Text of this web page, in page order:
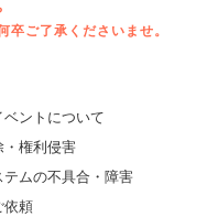
ご了承くださいませ。
ベントについて
・権利侵害
テムの不具合・障害
依頼